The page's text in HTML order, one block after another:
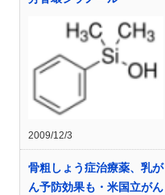
2009/12/3
骨粗しょう症治療薬、乳が
ん予防効果も・米国立がん